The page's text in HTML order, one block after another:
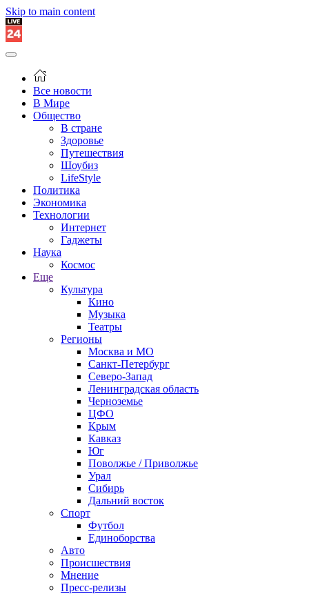
Skip to main content
Все новости
В Мире
Общество
В стране
Здоровье
Путешествия
Шоубиз
LifeStyle
Политика
Экономика
Технологии
Интернет
Гаджеты
Наука
Космос
Еще
Культура
Кино
Музыка
Театры
Регионы
Москва и МО
Санкт-Петербург
Северо-Запад
Ленинградская область
Черноземье
ЦФО
Крым
Кавказ
Юг
Поволжье / Приволжье
Урал
Сибирь
Дальний восток
Спорт
Футбол
Единоборства
Авто
Происшествия
Мнение
Пресс-релизы